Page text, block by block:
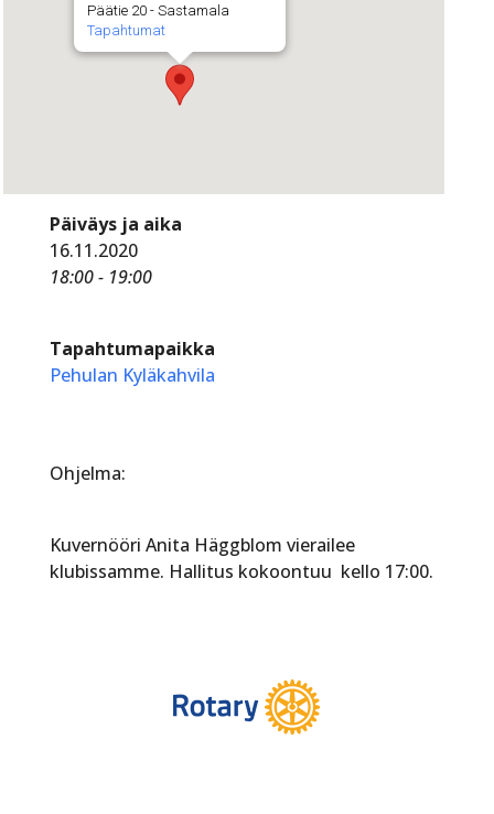
Päätie 20 - Sastamala
Tapahtumat
Päiväys ja aika
16.11.2020
18:00 - 19:00
Tapahtumapaikka
Pehulan Kyläkahvila
Ohjelma:
Kuvernööri Anita Häggblom vierailee
klubissamme. Hallitus kokoontuu kello 17:00.